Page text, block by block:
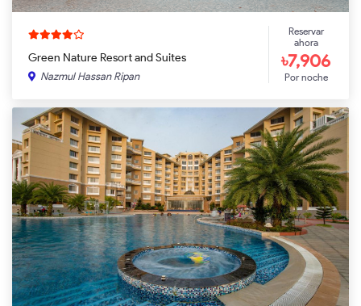
Green Nature Resort and Suites
Nazmul Hassan Ripan
Reservar
ahora
৳7,906
Por noche